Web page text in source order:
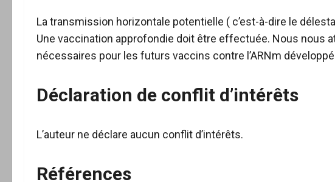
La transmission horizontale potentielle ( c’est-à-dire le
Une vaccination approfondie doit être effectuée. Nous nous
nécessaires pour les futurs vaccins contre l’ARNm
Déclaration de conflit d’intérêts
L’auteur ne déclare aucun conflit d’intérêts.
Références